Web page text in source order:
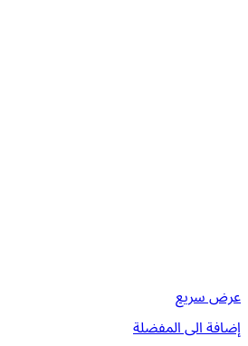
عرض سريع
إضافة الى المفضلة